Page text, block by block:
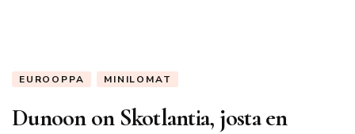
EUROOPPA MINILOMAT
Dunoon on Skotlantia, josta en